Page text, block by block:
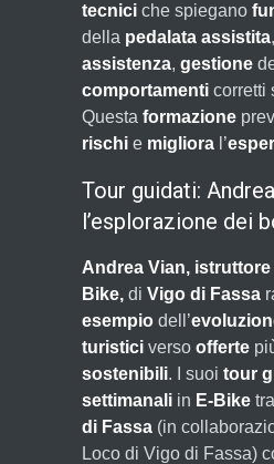
tecnici che spiegano
della pedalata assistita,
assistenza, gestione
comportamenti corretti
Questa formazione
rischi e migliora l’
Tour guidati:
l’esplorazione dei
Andrea Vian,
Bike, di Vigo di Fassa
esempio dell’
turistici verso offerte
sostenibili. I suoi tour
settimanali in E-Bike
di Fassa (in
Loco di Vigo di Fassa)